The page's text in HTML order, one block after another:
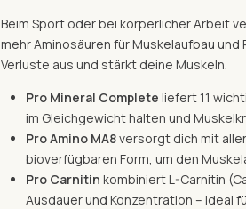
Beim Sport oder bei körperlicher Arbeit
mehr Aminosäuren für Muskelaufbau
Verluste aus und stärkt deine Muskeln.
Pro Mineral Complete liefert 11
im Gleichgewicht halten und
Pro Amino MA8versorgt dich mit
bioverfügbaren Form, um den
Pro Carnitin kombiniert L-Carnitin
Ausdauer und Konzentration – ideal